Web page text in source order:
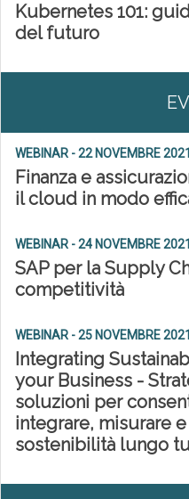
Kubernetes 101:
del futuro
WEBINAR - 22 NOVEMBRE
Finanza e
il cloud in modo
WEBINAR - 24 NOVEMBRE
SAP per la Supply
competitività
WEBINAR - 25 NOVEMBRE
Integrating
your Business -
soluzioni per
integrare, misurare
sostenibilità lungo